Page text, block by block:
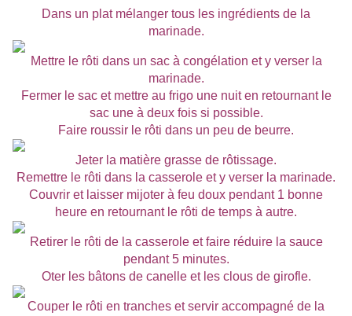
Dans un plat mélanger tous les ingrédients de la
marinade.
Mettre le rôti dans un sac à congélation et y verser la
marinade.
Fermer le sac et mettre au frigo une nuit en retournant le
sac une à deux fois si possible.
Faire roussir le rôti dans un peu de beurre.
Jeter la matière grasse de rôtissage.
Remettre le rôti dans la casserole et y verser la marinade.
Couvrir et laisser mijoter à feu doux pendant 1 bonne
heure en retournant le rôti de temps à autre.
Retirer le rôti de la casserole et faire réduire la sauce
pendant 5 minutes.
Oter les bâtons de canelle et les clous de girofle.
Couper le rôti en tranches et servir accompagné de la